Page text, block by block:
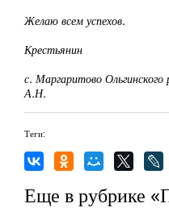
Желаю всем успехов.
Крестьянин
с. Маргаритово
А.Н.
Теги:
Еще в рубрике